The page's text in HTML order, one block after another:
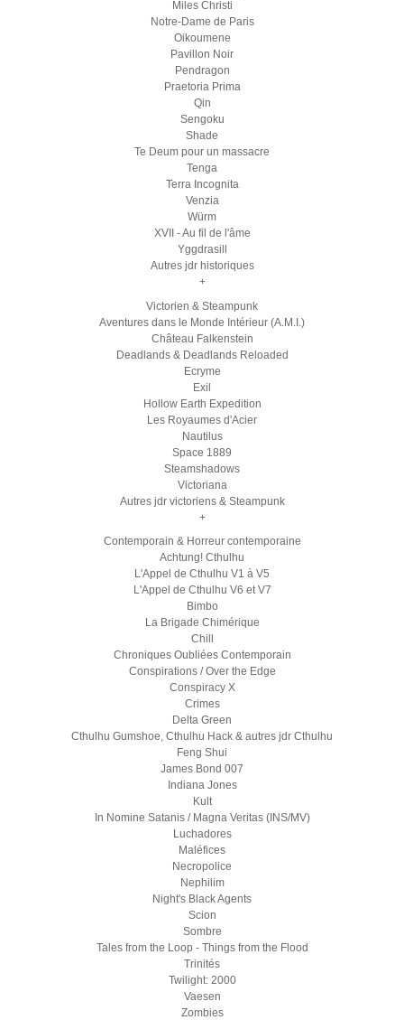
Miles Christi
Notre-Dame de Paris
Oikoumene
Pavillon Noir
Pendragon
Praetoria Prima
Qin
Sengoku
Shade
Te Deum pour un massacre
Tenga
Terra Incognita
Venzia
Würm
XVII - Au fil de l'âme
Yggdrasill
Autres jdr historiques
+
Victorien & Steampunk
Aventures dans le Monde Intérieur (A.M.I.)
Château Falkenstein
Deadlands & Deadlands Reloaded
Ecryme
Exil
Hollow Earth Expedition
Les Royaumes d'Acier
Nautilus
Space 1889
Steamshadows
Victoriana
Autres jdr victoriens & Steampunk
+
Contemporain & Horreur contemporaine
Achtung! Cthulhu
L'Appel de Cthulhu V1 à V5
L'Appel de Cthulhu V6 et V7
Bimbo
La Brigade Chimérique
Chill
Chroniques Oubliées Contemporain
Conspirations / Over the Edge
Conspiracy X
Crimes
Delta Green
Cthulhu Gumshoe, Cthulhu Hack & autres jdr Cthulhu
Feng Shui
James Bond 007
Indiana Jones
Kult
In Nomine Satanis / Magna Veritas (INS/MV)
Luchadores
Maléfices
Necropolice
Nephilim
Night's Black Agents
Scion
Sombre
Tales from the Loop - Things from the Flood
Trinités
Twilight: 2000
Vaesen
Zombies